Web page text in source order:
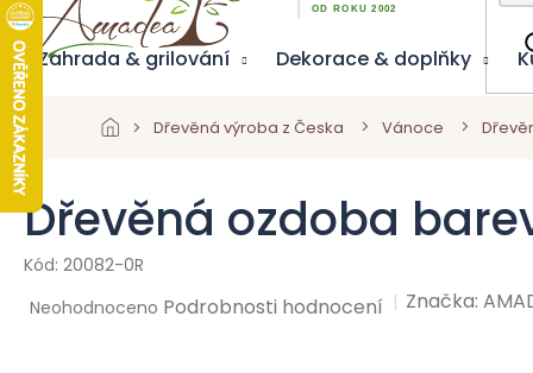
Zahrada & grilování Dekorace & doplňky
Dřevěná výroba z Česka Vánoce
Dřevěná ozdoba
20082-0R
Průměrné
Neohodnoceno Podrobnosti hodnocení Značka: